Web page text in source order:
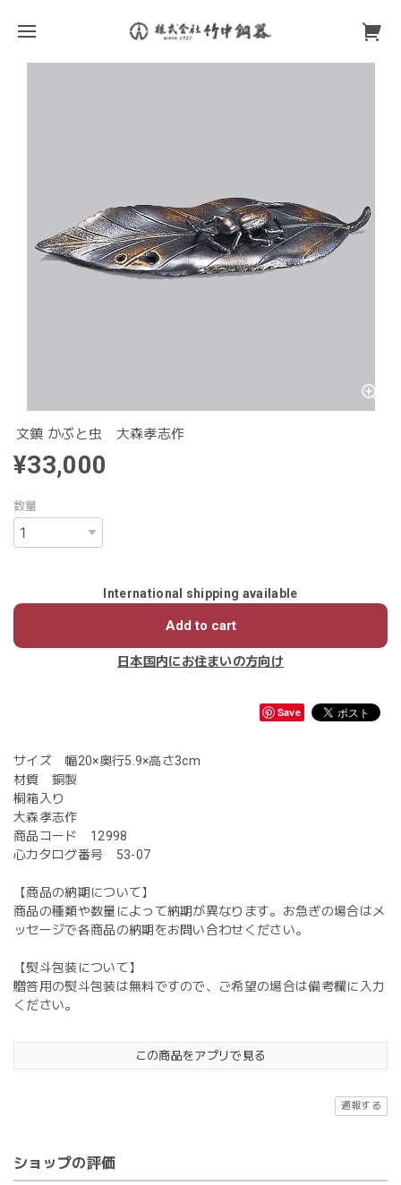
文鎮 かぶと虫 大森孝志作
¥33,000
数量
International shipping available
Add to cart
日本国内にお住まいの方向け
Save
サイズ 幅20×奥行5.9×高さ3cm
材質 銅製
桐箱入り
大森孝志作
商品コード 12998
心カタログ番号 53-07
【商品の納期について】
商品の種類や数量によって納期が異なります。お急ぎの場合はメ
ッセージで各商品の納期をお問い合わせください。
【熨斗包装について】
贈答用の熨斗包装は無料ですので、ご希望の場合は備考欄に入力
ください。
この商品をアプリで見る
通報する
ショップの評価